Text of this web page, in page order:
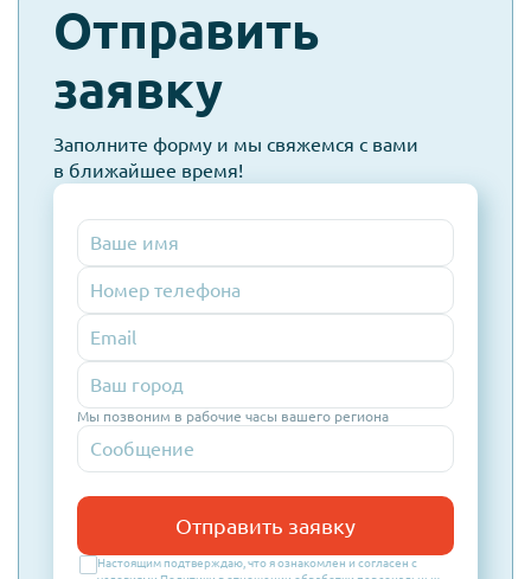
check-
spam
Отправить
заявку
Заполните форму и мы свяжемся с вами
в ближайшее время!
Номер
телефона
Email
Мы позвоним в рабочие часы вашего региона
Отправить заявку
Настоящим подтверждаю, что я ознакомлен и согласен с